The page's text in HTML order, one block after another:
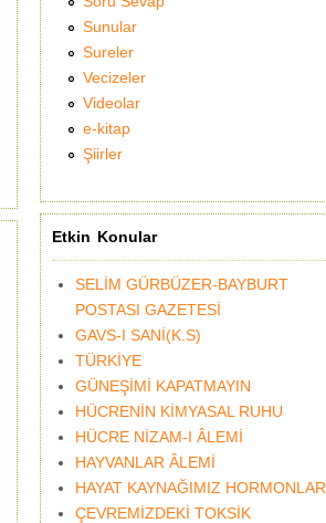
Sunular
Sureler
Vecizeler
Videolar
e-kitap
Şiirler
Etkin Konular
SELİM GÜRBÜZER-BAYBURT
POSTASI GAZETESİ
GAVS-I SANİ(K.S)
TÜRKİYE
GÜNEŞİMİ KAPATMAYIN
HÜCRENİN KİMYASAL RUHU
HÜCRE NİZAM-I ÂLEMİ
HAYVANLAR ÂLEMİ
HAYAT KAYNAĞIMIZ HORMONLAR
ÇEVREMİZDEKİ TOKSİK